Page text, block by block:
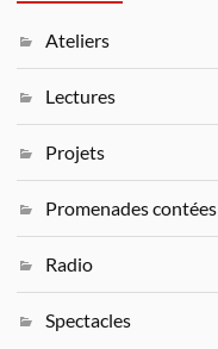
Ateliers
Lectures
Projets
Promenades contées
Radio
Spectacles